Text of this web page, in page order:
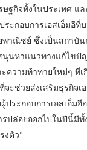
ฐกิจทั้งในประเทศ แ
ระกอบการเอสเอ็มอี
พาณิชย์ ซึ่งเป็นสถาบั
นหาแนวทางแก้ไขปัญ
ะความท้าทายใหม่ๆ
ะช่วยส่งเสริมธุรกิจ
ระกอบการเอสเอ็ม
รปล่อยออกไปในปีนี้มี
งตัว"